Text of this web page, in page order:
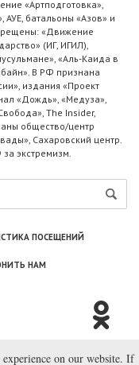
«Артподготовка»,
АУЕ, батальоны «Азов» и
«Движение
(ИГ, ИГИЛ),
«Аль-Каида в
В РФ признана
издания «Проект
«Дождь», «Медуза»,
The Insider,
общество/центр
Сахаровский центр.
экстремизм.
ПОСЕЩЕНИЙ
НАМ
2003—2026.
experience on our website. If